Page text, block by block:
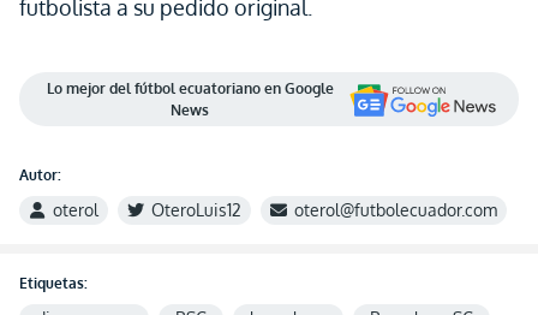
futbolista a su pedido original.
Lo mejor del fútbol ecuatoriano en Google
News
Autor:
oterol OteroLuis12 oterol@futbolecuador.com
Etiquetas: